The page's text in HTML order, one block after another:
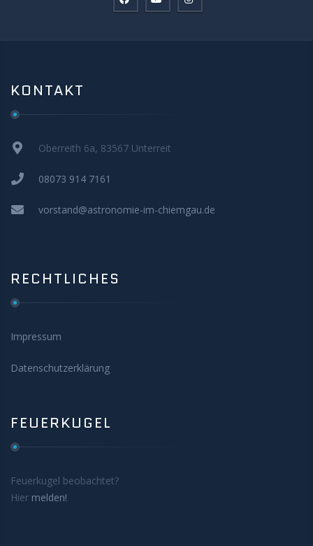
KONTAKT
Oberreith 6a, 83567 Unterreit
08073 914 7161
vorstand@astronomie-im-chiemgau.de
RECHTLICHES
Impressum
Datenschutzerklärung
FEUERKUGEL
Feuerkugel beobachtet?
Hier melden!